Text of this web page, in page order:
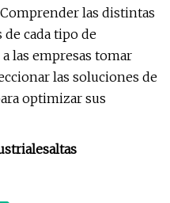
las distintas
de cada tipo de
las empresas tomar
las soluciones de
optimizar sus
altas